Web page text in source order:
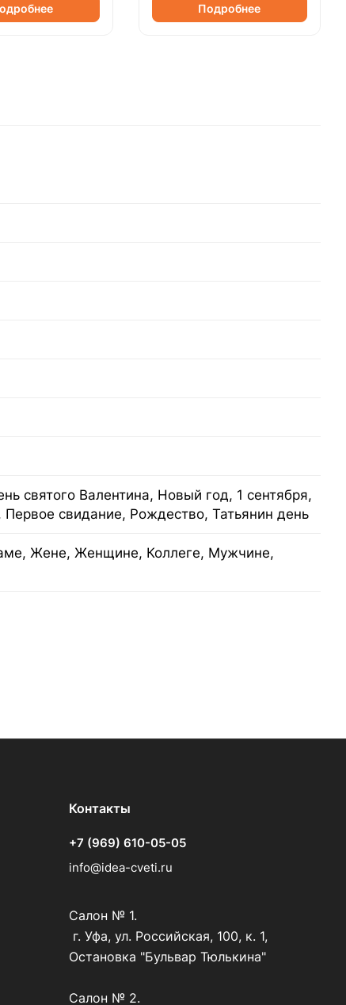
Подробнее
святого Валентина, Новый год, 1 сентября,
свидание, Рождество, Татьянин день
Жене, Женщине, Коллеге, Мужчине,
Контакты
+7 (969) 610-05-05
info@idea-cveti.ru
Салон № 1.
г. Уфа, ул. Российская, 100, к. 1,
Остановка "Бульвар Тюлькина"
Салон № 2.